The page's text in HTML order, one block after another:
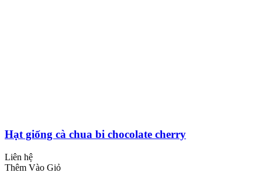
Hạt giống cà chua bi chocolate cherry
Liên hệ
Thêm Vào Giỏ